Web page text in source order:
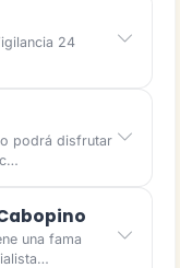
24
podrá disfrutar
una fama